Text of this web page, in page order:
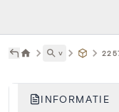
˅
INFORMATIE